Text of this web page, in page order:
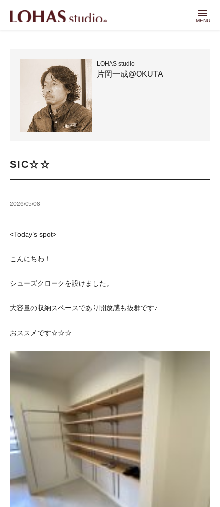
menu
MENU
LOHAS studio
片岡一成@OKUTA
SIC☆☆
2026/05/08
<Today’s spot>
こんにちわ！
シューズクロークを設けました。
大容量の収納スペースであり開放感も抜群です♪
おススメです☆☆☆